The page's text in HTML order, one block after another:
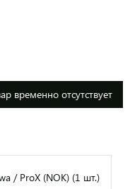
временно отсутствует
/ ProX (NOK) (1 шт.)